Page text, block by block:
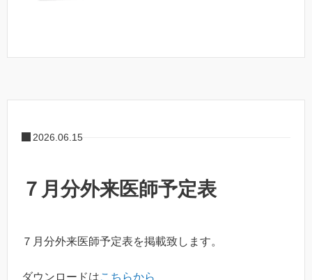
2026.06.15
７月分外来医師予定表
７月分外来医師予定表を掲載致します。
ダウンロードはこちらから